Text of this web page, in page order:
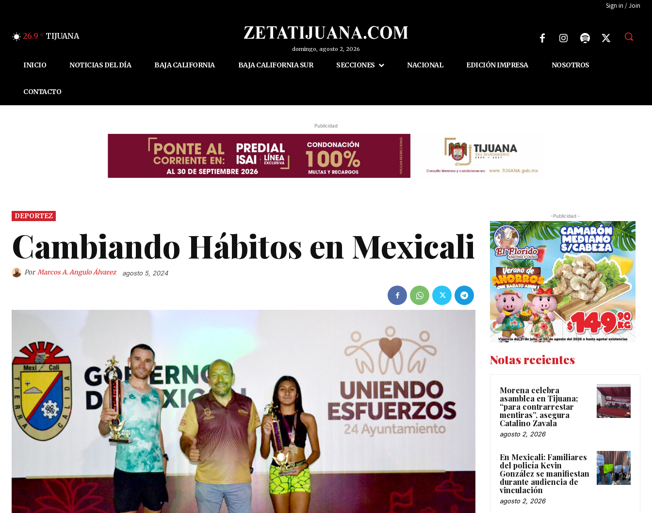
Sign in / Join
26.9 C TIJUANA
domingo, agosto 2, 2026
INICIO NOTICIAS DEL DÍA BAJA CALIFORNIA BAJA CALIFORNIA SUR SECCIONES NACIONAL EDICIÓN IMPRESA NOSOTROS
CONTACTO
Publicidad
DEPORTEZ
Cambiando Hábitos en Mexicali
Por Marcos A. Angulo Álvarez agosto 5, 2024
-Publicidad -
Notas recientes
Morena celebra
asamblea en Tijuana;
“para contrarrestar
mentiras”, asegura
Catalino Zavala
agosto 2, 2026
En Mexicali: Familiares
del policía Kevin
González se manifiestan
durante audiencia de
vinculación
agosto 2, 2026